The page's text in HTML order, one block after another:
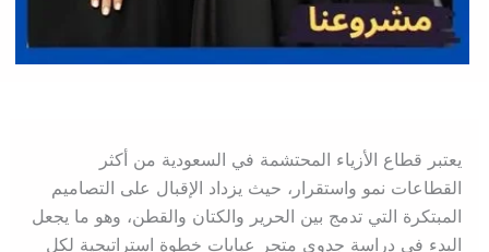
يعتبر قطاع الأزياء المحتشمة في السعودية من أكثر
القطاعات نمو واستقرار، حيث يزداد الإقبال على التصاميم
المبتكرة التي تدمج بين الحرير والكتان والقطن، وهو ما يجعل
البدء في دراسة جدوى متجر عبايات خطوة استراتيجية لكل